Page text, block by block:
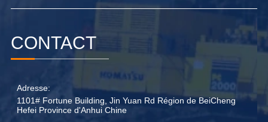
CONTACT
Adresse:
1101# Fortune Building, Jin Yuan Rd Région de BeiCheng
Hefei Province d'Anhui Chine